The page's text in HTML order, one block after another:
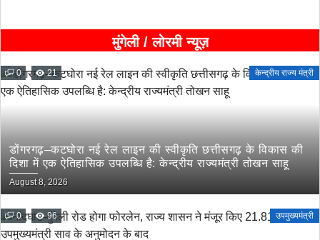
मुंगेली / लोरमी न्यूज़
0 21 केन्द्रीय राज्य मंत्री
डोंगरगढ़–कटघोरा नई रेल लाइन की स्वीकृति छत्तीसगढ़ के विकास की
दिशा में एक ऐतिहासिक उपलब्धि है: केन्द्रीय राज्यमंत्री तोखन साहू
August 8, 2026
0 96 उपमुख्यमंत्री